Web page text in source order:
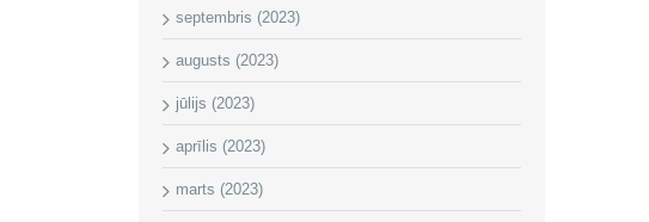
septembris (2023)
augusts (2023)
jūlijs (2023)
aprīlis (2023)
marts (2023)